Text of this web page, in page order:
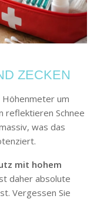
ZECKEN
Höhenmeter um
reflektieren Schnee
was das
mit hohem
daher absolute
Vergessen Sie